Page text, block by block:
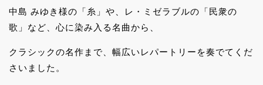
中島 みゆき様の「糸」や、レ・ミゼラブルの「民衆の
歌」など、心に染み入る名曲から、
クラシックの名作まで、幅広いレパートリーを奏でてくだ
さいました。